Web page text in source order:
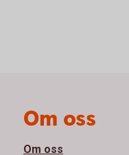
Om oss
Om oss